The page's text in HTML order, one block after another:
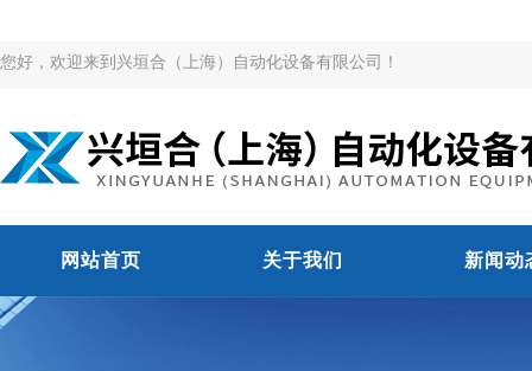
您好，欢迎来到兴垣合（上海）自动化设备有限公司！
网站首页 关于我们 新闻动